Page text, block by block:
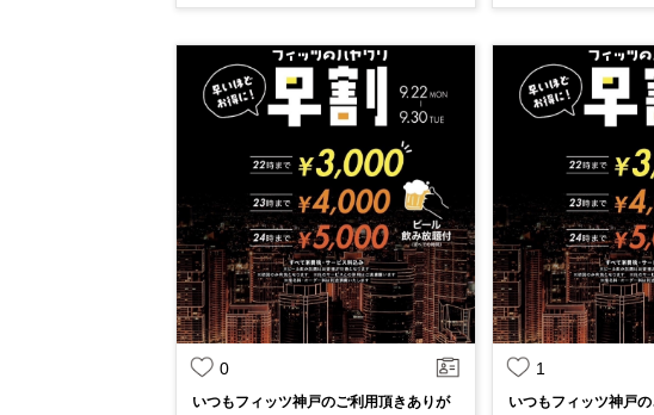
0
いつもフィッツ神戸のご利用頂きありが
1
いつもフィッツ神戸